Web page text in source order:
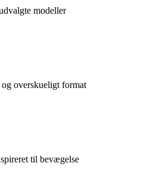
modeller
overskueligt format
til bevægelse